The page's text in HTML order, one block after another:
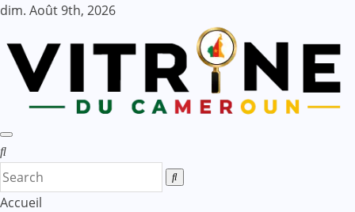
Skip
content
dim. Août 9th, 2026
Accueil